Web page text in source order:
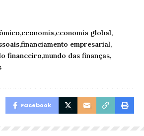
economia economia global
financiamento empresarial
financeiro mundo das finanças
Facebook